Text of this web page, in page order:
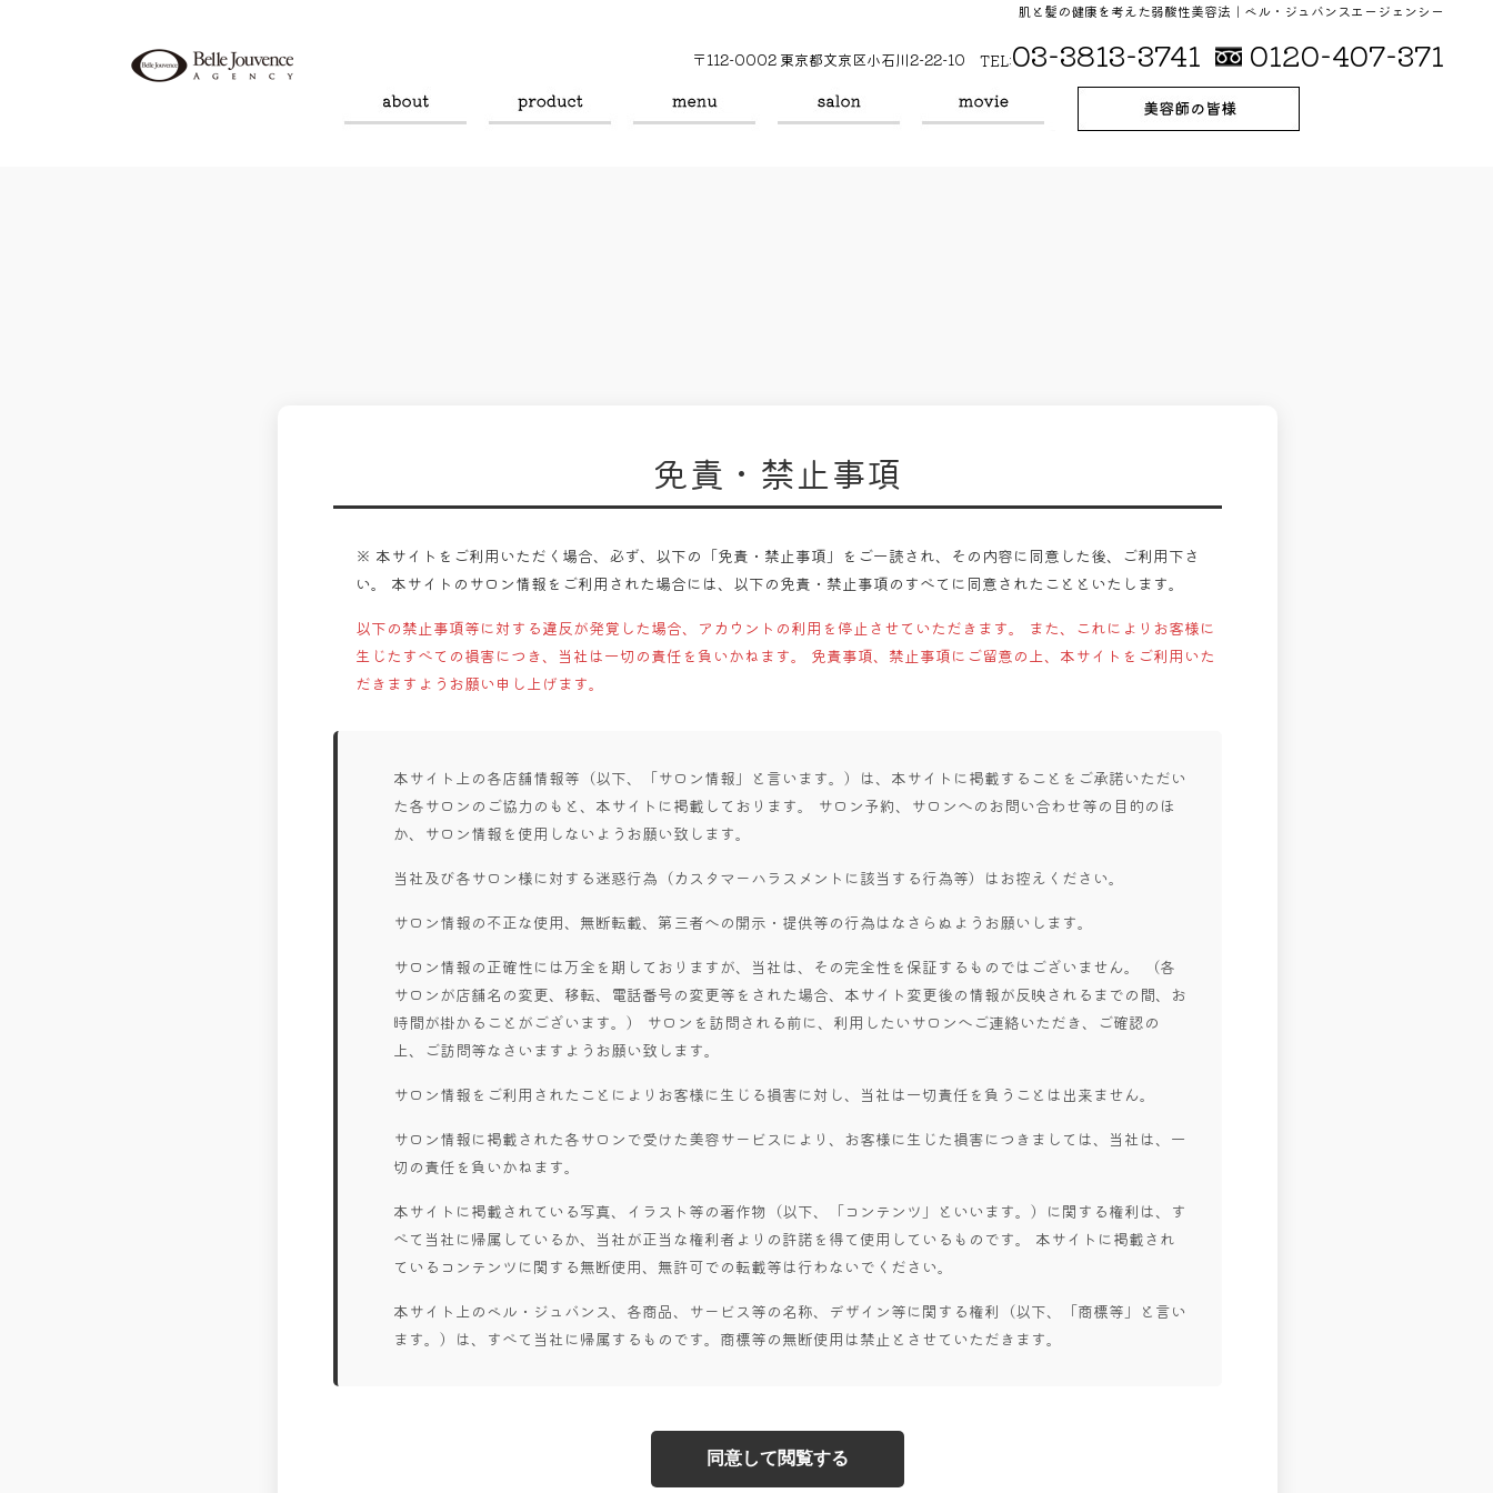
肌と髪の健康を考えた弱酸性美容法｜ベル・ジュバンスエージェンシー
〒112-0002 東京都文京区小石川2-22-10 TEL:03-3813-3741 0120-407-371
免責・禁止事項
※ 本サイトをご利用いただく場合、必ず、以下の「免責・禁止事項」をご一読され、その内容に同意した後、ご利用下さ
い。 本サイトのサロン情報をご利用された場合には、以下の免責・禁止事項のすべてに同意されたことといたします。
以下の禁止事項等に対する違反が発覚した場合、アカウントの利用を停止させていただきます。 また、これによりお客様に
生じたすべての損害につき、当社は一切の責任を負いかねます。 免責事項、禁止事項にご留意の上、本サイトをご利用いた
だきますようお願い申し上げます。
本サイト上の各店舗情報等（以下、「サロン情報」と言います。）は、本サイトに掲載することをご承諾いただい
た各サロンのご協力のもと、本サイトに掲載しております。 サロン予約、サロンへのお問い合わせ等の目的のほ
か、サロン情報を使用しないようお願い致します。
当社及び各サロン様に対する迷惑行為（カスタマーハラスメントに該当する行為等）はお控えください。
サロン情報の不正な使用、無断転載、第三者への開示・提供等の行為はなさらぬようお願いします。
サロン情報の正確性には万全を期しておりますが、当社は、その完全性を保証するものではございません。 （各
サロンが店舗名の変更、移転、電話番号の変更等をされた場合、本サイト変更後の情報が反映されるまでの間、お
時間が掛かることがございます。） サロンを訪問される前に、利用したいサロンへご連絡いただき、ご確認の
上、ご訪問等なさいますようお願い致します。
サロン情報をご利用されたことによりお客様に生じる損害に対し、当社は一切責任を負うことは出来ません。
サロン情報に掲載された各サロンで受けた美容サービスにより、お客様に生じた損害につきましては、当社は、一
切の責任を負いかねます。
本サイトに掲載されている写真、イラスト等の著作物（以下、「コンテンツ」といいます。）に関する権利は、す
べて当社に帰属しているか、当社が正当な権利者よりの許諾を得て使用しているものです。 本サイトに掲載され
ているコンテンツに関する無断使用、無許可での転載等は行わないでください。
本サイト上のベル・ジュバンス、各商品、サービス等の名称、デザイン等に関する権利（以下、「商標等」と言い
ます。）は、すべて当社に帰属するものです。商標等の無断使用は禁止とさせていただきます。
同意して閲覧する